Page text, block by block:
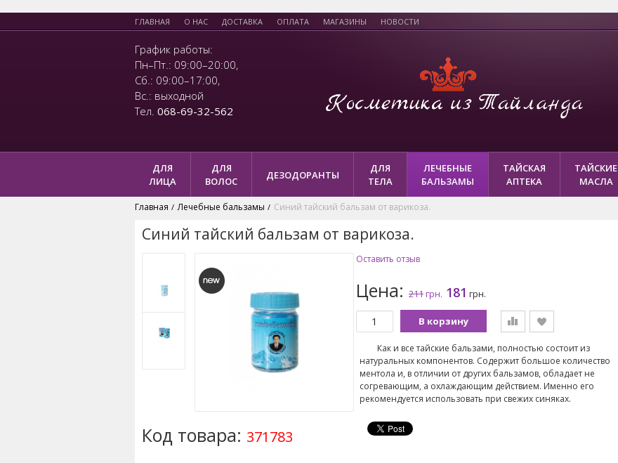
ГЛАВНАЯ О НАС ДОСТАВКА ОПЛАТА МАГАЗИНЫ НОВОСТИ
График работы:
Пн–Пт.: 09:00–20:00,
Сб.: 09:00–17:00,
Вс.: выходной
Тел. 068-69-32-562
ДЛЯ
ЛИЦА
ДЛЯ
ВОЛОС
ДЕЗОДОРАНТЫ
ДЛЯ
ТЕЛА
ЛЕЧЕБНЫЕ
БАЛЬЗАМЫ
ТАЙСКАЯ
АПТЕКА
ТАЙСКИЕ
МАСЛА
Главная / Лечебные бальзамы / Синий тайский бальзам от варикоза.
Синий тайский бальзам от варикоза.
Код товара: 371783
Оставить отзыв
Цена: 211грн. 181 грн.
В корзину
Как и все тайские бальзами, полностью состоит из
натуральных компонентов. Содержит большое количество
ментола и, в отличии от других бальзамов, обладает не
согревающим, а охлаждающим действием. Именно его
рекомендуется использовать при свежих синяках.